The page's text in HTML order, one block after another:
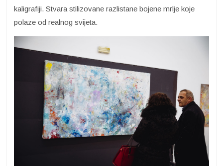
kaligrafiji. Stvara stilizovane razlistane bojene mrlje koje
polaze od realnog svijeta.